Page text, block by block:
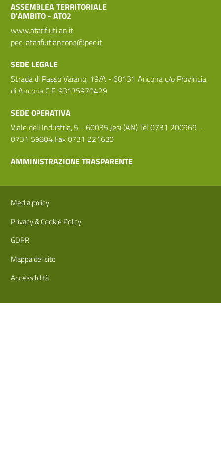
ASSEMBLEA TERRITORIALE
D'AMBITO - ATO2
www.atarifiuti.an.it
pec:atarifiutiancona@pec.it
SEDE LEGALE
Strada di Passo Varano, 19/A - 60131 Ancona c/o Provincia
di Ancona C.F. 93135970429
SEDE OPERATIVA
Viale dell'Industria, 5 - 60035 Jesi (AN) Tel 0731 200969 -
0731 59804 Fax 0731 221630
AMMINISTRAZIONE TRASPARENTE
Sezione Link Utili
Media policy
Privacy & Cookie Policy
GDPR
Mappa del sito
Accessibilità